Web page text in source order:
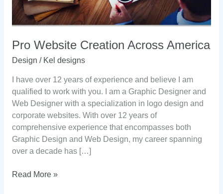
Pro Website Creation Across America
Design / Kel designs
I have over 12 years of experience and believe I am
qualified to work with you. I am a Graphic Designer and
Web Designer with a specialization in logo design and
corporate websites. With over 12 years of
comprehensive experience that encompasses both
Graphic Design and Web Design, my career spanning
over a decade has […]
Pro
Read More »